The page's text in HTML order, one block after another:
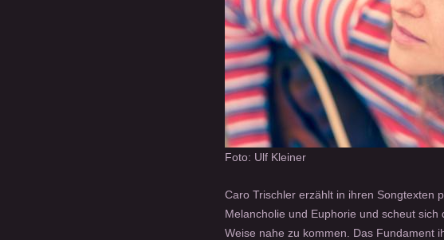
Foto: Ulf Kleiner
Caro Trischler erzählt in ihren Songtexten
Melancholie und Euphorie und scheut
Weise nahe zu kommen. Das Fundament